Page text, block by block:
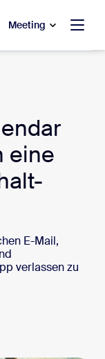
Meeting
eine
E-Mail,
verlassen zu